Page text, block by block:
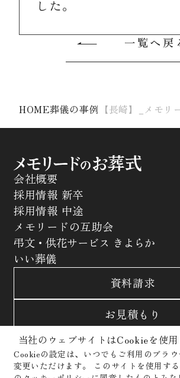
した。
一覧へ戻
HOME葬儀の事例 【長崎】_メモリ
会社概要
採用情報 新卒
採用情報 中途
メモリードの互助会
弔文・供花サービス きよらか
いい葬儀
資料請求
お見積もり
お問合わせ
サイトポリシー プライバシーポリ
当社のウェブサイトはCookieを使用
Cookieの設定は、いつでもご利用のブラ
変更いただけます。
このサイトを使用す